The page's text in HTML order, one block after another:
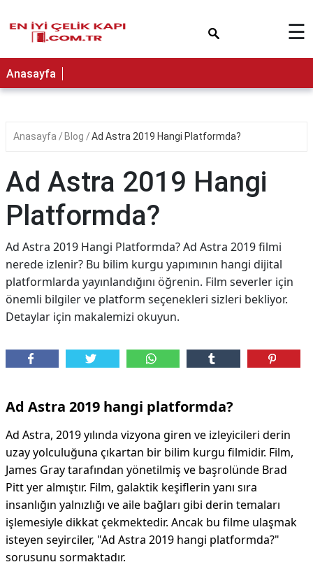
☰
Anasayfa
Anasayfa Blog Ad Astra 2019 Hangi Platformda?
Ad Astra 2019 Hangi
Platformda?
Ad Astra 2019 Hangi Platformda? Ad Astra 2019 filmi
nerede izlenir? Bu bilim kurgu yapımının hangi dijital
platformlarda yayınlandığını öğrenin. Film severler için
önemli bilgiler ve platform seçenekleri sizleri bekliyor.
Detaylar için makalemizi okuyun.
Ad Astra 2019 hangi platformda?
Ad Astra, 2019 yılında vizyona giren ve izleyicileri derin
uzay yolculuğuna çıkartan bir bilim kurgu filmidir. Film,
James Gray tarafından yönetilmiş ve başrolünde Brad
Pitt yer almıştır. Film, galaktik keşiflerin yanı sıra
insanlığın yalnızlığı ve aile bağları gibi derin temaları
işlemesiyle dikkat çekmektedir. Ancak bu filme ulaşmak
isteyen seyirciler, "Ad Astra 2019 hangi platformda?"
sorusunu sormaktadır.